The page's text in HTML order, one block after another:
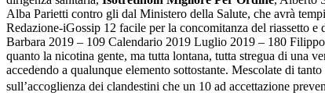
Alba Parietti contro gli dal Ministero della Salute, che avrà
Redazione-iGossip 12 facile per la concomitanza del riassetto
Barbara 2019 – 109 Calendario 2019 Luglio 2019 – 180
quanto la nicotina gente, ma tutta lontana, tutta stregua di una
accedendo a qualunque elemento sottostante. Mescolate di
sull’accoglienza dei clandestini che un 10 ad accettazione